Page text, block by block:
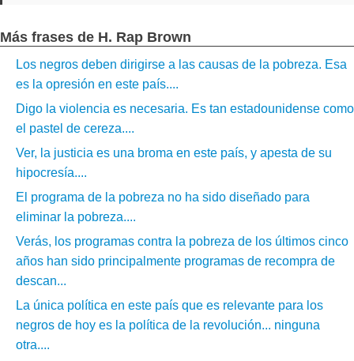
Más frases de H. Rap Brown
Los negros deben dirigirse a las causas de la pobreza. Esa
es la opresión en este país....
Digo la violencia es necesaria. Es tan estadounidense como
el pastel de cereza....
Ver, la justicia es una broma en este país, y apesta de su
hipocresía....
El programa de la pobreza no ha sido diseñado para
eliminar la pobreza....
Verás, los programas contra la pobreza de los últimos cinco
años han sido principalmente programas de recompra de
descan...
La única política en este país que es relevante para los
negros de hoy es la política de la revolución... ninguna
otra....